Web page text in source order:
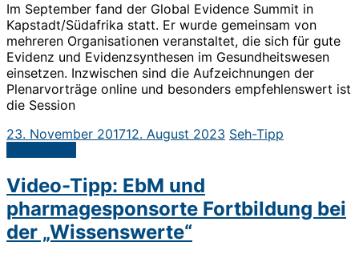
Im September fand der Global Evidence Summit in
Kapstadt/Südafrika statt. Er wurde gemeinsam von
mehreren Organisationen veranstaltet, die sich für gute
Evidenz und Evidenzsynthesen im Gesundheitswesen
einsetzen. Inzwischen sind die Aufzeichnungen der
Plenarvorträge online und besonders empfehlenswert ist
die Session
23. November 201712. August 2023 Seh-Tipp
Video-Tipp: EbM und
pharmagesponsorte Fortbildung bei
der „Wissenswerte“